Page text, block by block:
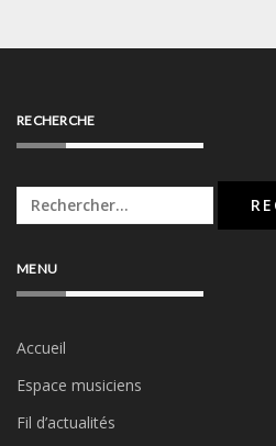
RECHERCHE
Rechercher :
MENU
Accueil
Espace musiciens
Fil d’actualités